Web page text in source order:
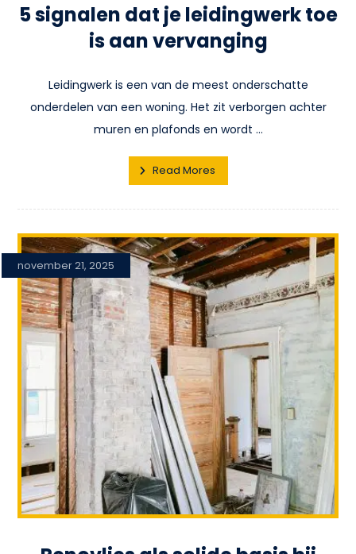
5 signalen dat je leidingwerk toe
is aan vervanging
Leidingwerk is een van de meest onderschatte
onderdelen van een woning. Het zit verborgen achter
muren en plafonds en wordt ...
Read Mores
november 21, 2025